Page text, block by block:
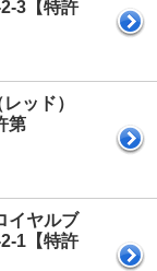
3【特許
レッド）
第
イヤルブ
1【特許